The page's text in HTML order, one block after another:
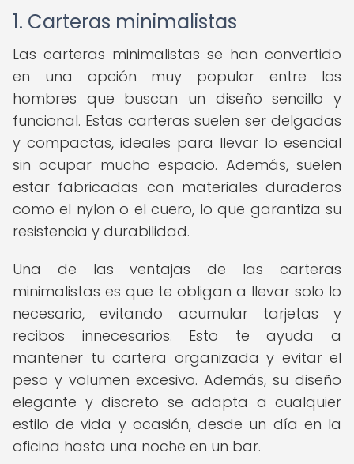
1. Carteras minimalistas
Las carteras minimalistas se han convertido
en una opción muy popular entre los
hombres que buscan un diseño sencillo y
funcional. Estas carteras suelen ser delgadas
y compactas, ideales para llevar lo esencial
sin ocupar mucho espacio. Además, suelen
estar fabricadas con materiales duraderos
como el nylon o el cuero, lo que garantiza su
resistencia y durabilidad.
Una de las ventajas de las carteras
minimalistas es que te obligan a llevar solo lo
necesario, evitando acumular tarjetas y
recibos innecesarios. Esto te ayuda a
mantener tu cartera organizada y evitar el
peso y volumen excesivo. Además, su diseño
elegante y discreto se adapta a cualquier
estilo de vida y ocasión, desde un día en la
oficina hasta una noche en un bar.